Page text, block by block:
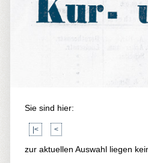
Sie sind hier:
|< <
zur aktuellen Auswahl liegen